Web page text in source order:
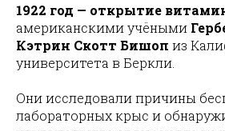
1922 год — открытие
американскими учёными
Кэтрин Скотт Бишоп из
университета в Беркли.
Они исследовали причины
лабораторных крыс и